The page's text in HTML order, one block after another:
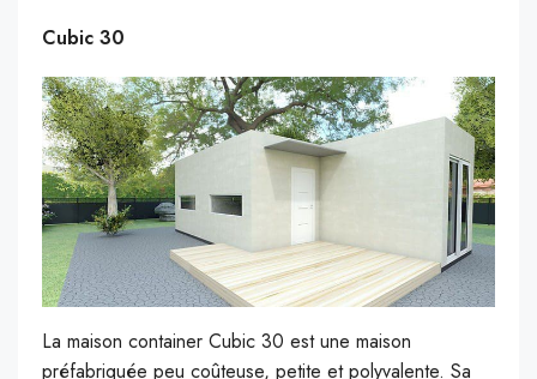
Cubic 30
La maison container Cubic 30 est une maison
préfabriquée peu coûteuse, petite et polyvalente. Sa